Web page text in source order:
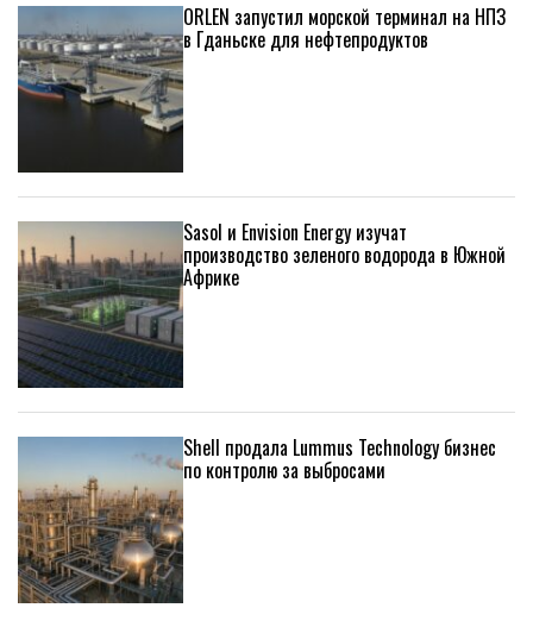
ORLEN запустил морской терминал на НПЗ
в Гданьске для нефтепродуктов
Sasol и Envision Energy изучат
производство зеленого водорода в Южной
Африке
Shell продала Lummus Technology бизнес
по контролю за выбросами